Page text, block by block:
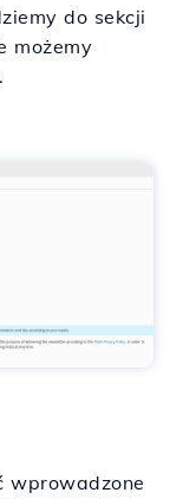
do sekcji
możemy
wprowadzone